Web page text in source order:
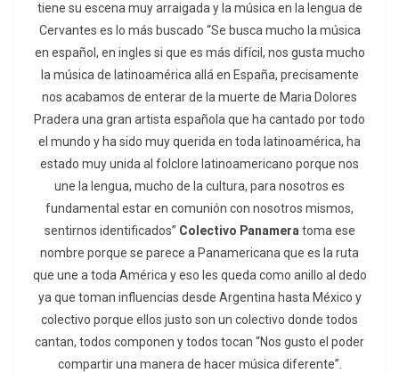
tiene su escena muy arraigada y la música en la lengua de
Cervantes es lo más buscado “Se busca mucho la música
en español, en ingles si que es más difícil, nos gusta mucho
la música de latinoamérica allá en España, precisamente
nos acabamos de enterar de la muerte de Maria Dolores
Pradera una gran artista española que ha cantado por todo
el mundo y ha sido muy querida en toda latinoamérica, ha
estado muy unida al folclore latinoamericano porque nos
une la lengua, mucho de la cultura, para nosotros es
fundamental estar en comunión con nosotros mismos,
sentirnos identificados” Colectivo Panamera toma ese
nombre porque se parece a Panamericana que es la ruta
que une a toda América y eso les queda como anillo al dedo
ya que toman influencias desde Argentina hasta México y
colectivo porque ellos justo son un colectivo donde todos
cantan, todos componen y todos tocan “Nos gusto el poder
compartir una manera de hacer música diferente”.